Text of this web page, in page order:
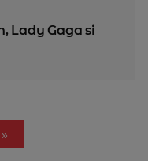
Lady Gaga si
»